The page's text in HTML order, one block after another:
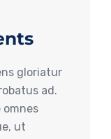
gloriatur
ad.
omnes
ut